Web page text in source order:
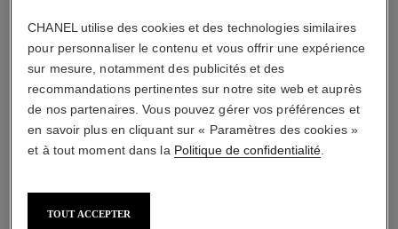
Réf. 116790
125,00 $ cad
CHANEL utilise des cookies et des technologies similaires
pour personnaliser le contenu et vous offrir une expérience
sur mesure, notamment des publicités et des
recommandations pertinentes sur notre site web et auprès
de nos partenaires. Vous pouvez gérer vos préférences et
en savoir plus en cliquant sur « Paramètres des cookies »
et à tout moment dans la Politique de confidentialité.
TOUT ACCEPTER